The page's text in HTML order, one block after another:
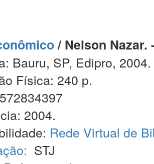
/ Nelson Nazar.
Bauru, SP, Edipro, 2004.
Física: 240 p.
2004.
Rede Virtual de
STJ